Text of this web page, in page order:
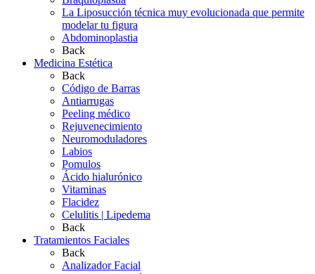
La Liposucción técnica muy evolucionada que permite
modelar tu figura
Abdominoplastia
Back
Medicina Estética
Back
Código de Barras
Antiarrugas
Peeling médico
Rejuvenecimiento
Neuromoduladores
Labios
Pomulos
Ácido hialurónico
Vitaminas
Flacidez
Celulitis | Lipedema
Back
Tratamientos Faciales
Back
Analizador Facial